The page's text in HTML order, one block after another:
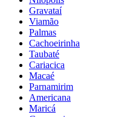
Gravataí
Viamão
Palmas
Cachoeirinha
Taubaté
Cariacica
Macaé
Parnamirim
Americana
Maricá